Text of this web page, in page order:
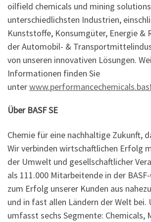
oilfield chemicals und mining
unterschiedlichsten Industrien,
Kunststoffe, Konsumgüter, Energie &
der Automobil- &
von unseren innovativen Lösungen.
Informationen finden Sie
unter
Über BASF SE
Chemie für eine nachhaltige Zukunft,
Wir verbinden wirtschaftlichen Erfolg
der Umwelt und gesellschaftlicher
als 111.000 Mitarbeitende in der
zum Erfolg unserer Kunden aus
und in fast allen Ländern der Welt
umfasst sechs Segmente: Chemicals,